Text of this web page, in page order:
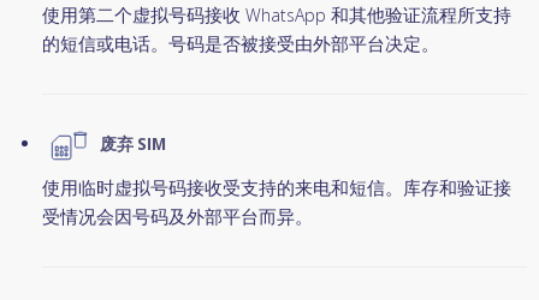
使用第二个虚拟号码接收 WhatsApp 和其他验证流程所支持
的短信或电话。号码是否被接受由外部平台决定。
废弃 SIM
使用临时虚拟号码接收受支持的来电和短信。库存和验证接
受情况会因号码及外部平台而异。